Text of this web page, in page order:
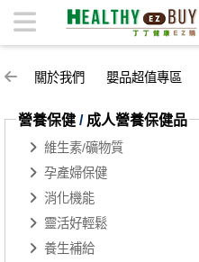
晶亮好清澈 | 丁丁健康easy購
關於我們 嬰品超值專區
營養保健 / 成人營養保健品
維生素/礦物質
孕產婦保健
消化機能
靈活好輕鬆
養生補給